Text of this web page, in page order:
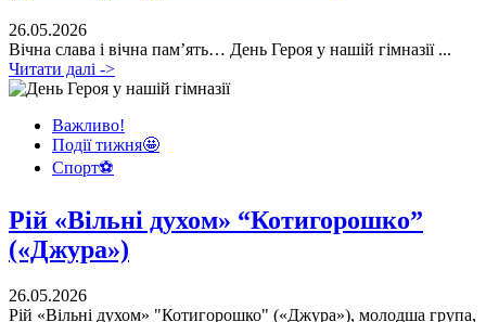
26.05.2026
Вічна слава і вічна пам’ять… День Героя у нашій гімназії ...
Читати далі ->
Важливо!
Події тижня🤩
Спорт⚽
Рій «Вільні духом» “Котигорошко”
(«Джура»)
26.05.2026
Рій «Вільні духом» "Котигорошко" («Джура»), молодша група,